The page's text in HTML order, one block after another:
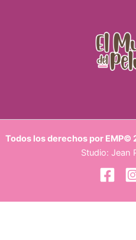
Todos los derechos por EMP©
Studio: Jean